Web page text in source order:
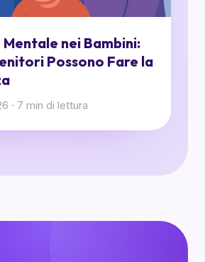
nei Bambini:
Possono Fare la
· 7 min di lettura